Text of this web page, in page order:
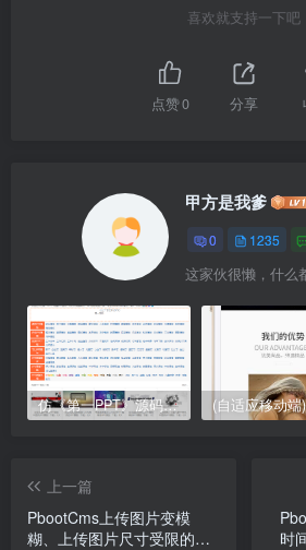
喜欢就支持一下吧
点赞0 分享
甲方是我爹
0 1235
这家伙很懒，什么
仿《第一PPT》源码 PPT模板幻灯片素材下载站网站模板
上一篇
PbootCms上传图片变模
糊、上传图片尺寸受限的最
时